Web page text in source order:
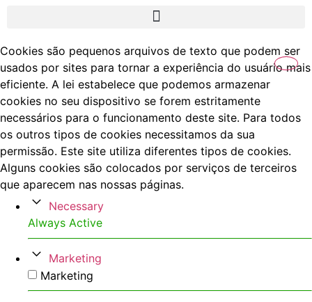
Cookies são pequenos arquivos de texto que podem ser
usados por sites para tornar a experiência do usuário mais
eficiente. A lei estabelece que podemos armazenar
cookies no seu dispositivo se forem estritamente
necessários para o funcionamento deste site. Para todos
os outros tipos de cookies necessitamos da sua
permissão. Este site utiliza diferentes tipos de cookies.
Alguns cookies são colocados por serviços de terceiros
que aparecem nas nossas páginas.
Necessary
Always Active
Marketing
Marketing